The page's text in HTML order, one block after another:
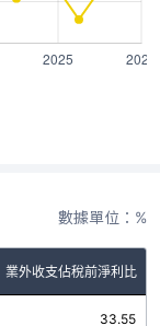
數據單位：%
業外收支佔稅前淨利比
33.55